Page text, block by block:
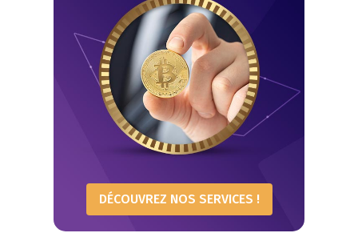
DÉCOUVREZ NOS SERVICES !